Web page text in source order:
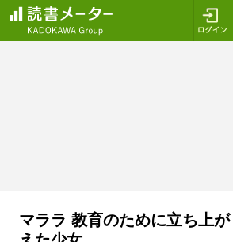
マララ 教育のために立ち上